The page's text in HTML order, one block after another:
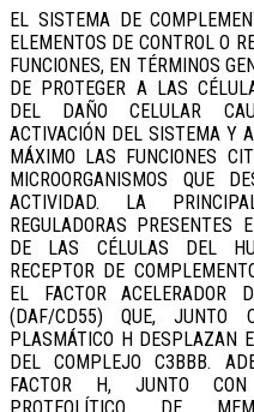
EL SISTEMA DE
ELEMENTOS DE CONTROL O
FUNCIONES, EN TÉRMINOS
DE PROTEGER A LAS
DEL DAÑO CELULAR
ACTIVACIÓN DEL SISTEMA Y
MÁXIMO LAS FUNCIONES
MICROORGANISMOS QUE
ACTIVIDAD. LA
REGULADORAS PRESENTES
DE LAS CÉLULAS DEL
RECEPTOR DE
EL FACTOR ACELERADOR
(DAF/CD55) QUE, JUNTO
PLASMÁTICO H DESPLAZAN
DEL COMPLEJO C3BBB.
FACTOR H, JUNTO